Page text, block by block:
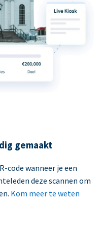
gemaakt
code wanneer je een
deze scannen om
Kom meer te weten